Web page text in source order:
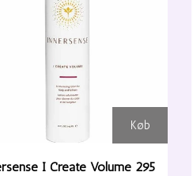
Køb
I Create Volume 295